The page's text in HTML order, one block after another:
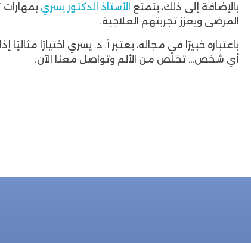
بالإضافة إلى ذلك، يتمتع الأستاذ الدكتور يسري
المرضى ويعزز تجربتهم العلاجية.
باعتباره خبيرًا في مجاله، يعتبر أ. د. يسري اختيارًا
أي شخص… تخلص من الألم وتواصل معنا الآن.